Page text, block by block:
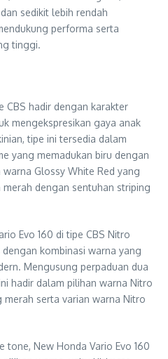
sedikit lebih rendah
performa serta
tinggi.
CBS hadir dengan karakter
mengekspresikan gaya anak
tipe ini tersedia dalam
yang memadukan biru dengan
Glossy White Red yang
dengan sentuhan striping
Evo 160 di tipe CBS Nitro
kombinasi warna yang
Mengusung perpaduan dua
hadir dalam pilihan warna Nitro
serta varian warna Nitro
New Honda Vario Evo 160